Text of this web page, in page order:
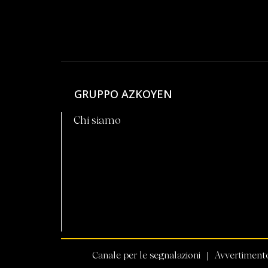
GRUPPO AZKOYEN
Chi siamo
Canale per le segnalazioni